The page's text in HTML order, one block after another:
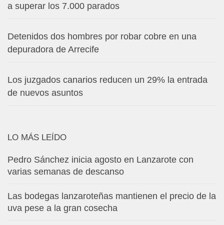
a superar los 7.000 parados
Detenidos dos hombres por robar cobre en una
depuradora de Arrecife
Los juzgados canarios reducen un 29% la entrada
de nuevos asuntos
LO MÁS LEÍDO
Pedro Sánchez inicia agosto en Lanzarote con
varias semanas de descanso
Las bodegas lanzaroteñas mantienen el precio de la
uva pese a la gran cosecha